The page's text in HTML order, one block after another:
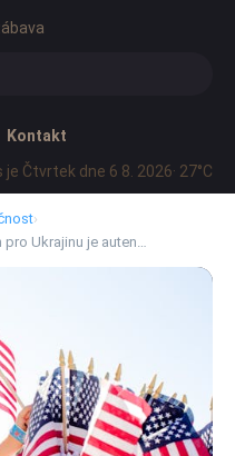
Kontakt
je Čtvrtek dne 6 8. 2026· 27°C
›
pro Ukrajinu je auten…